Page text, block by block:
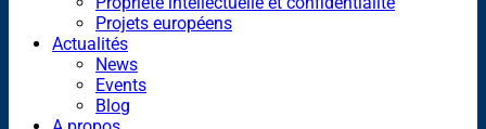
Projets européens
Actualités
News
Events
Blog